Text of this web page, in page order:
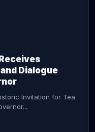
Dialogue
Invitation for Tea